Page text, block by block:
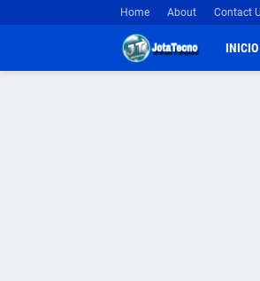
Home About Contact
INICIO